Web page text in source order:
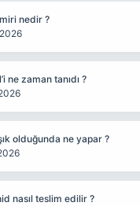
nedir ?
ne zaman tanıdı ?
olduğunda ne yapar ?
nasıl teslim edilir ?